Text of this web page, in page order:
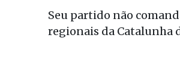
Seu partido não
regionais da Catalunha